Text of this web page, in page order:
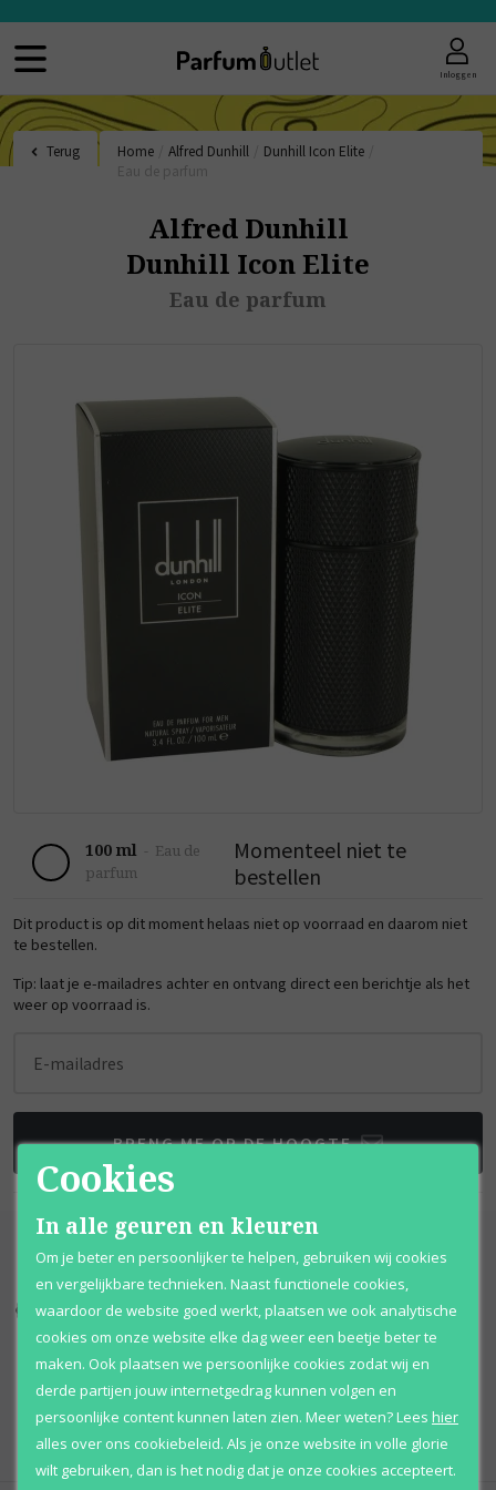
Inloggen
Terug Home Alfred Dunhill Dunhill Icon Elite
Alfred Dunhill
Dunhill Icon Elite
Eau de parfum
100 ml - Eau de
parfum
Momenteel niet te
bestellen
Dit product is op dit moment helaas niet op voorraad en daarom niet
te bestellen.
Tip: laat je e-mailadres achter en ontvang direct een berichtje als het
weer op voorraad is.
E-mailadres
BRENG ME OP DE HOOGTE
Kortingen tot wel 70% Al 12 jaar voordelig
100% originele parfums Afhalen mogelijk
Qshops Keurmerk
Cookies
In alle geuren en kleuren
Om je beter en persoonlijker te helpen, gebruiken wij cookies
en vergelijkbare technieken. Naast functionele cookies,
waardoor de website goed werkt, plaatsen we ook analytische
cookies om onze website elke dag weer een beetje beter te
maken. Ook plaatsen we persoonlijke cookies zodat wij en
derde partijen jouw internetgedrag kunnen volgen en
persoonlijke content kunnen laten zien. Meer weten?Lees hier
alles over ons cookiebeleid. Als je onze website in volle glorie
wilt gebruiken, dan is het nodig dat je onze cookies accepteert.